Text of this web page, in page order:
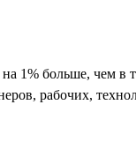
1% больше, чем в
рабочих,